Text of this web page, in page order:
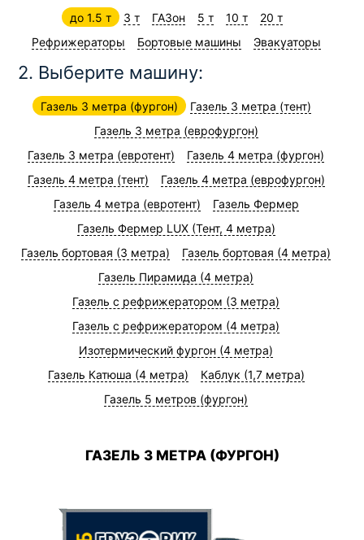
до 1.5 т 3 т ГАЗон 5 т 10 т
20 т
Рефрижераторы
Бортовые машины Эвакуаторы
2. Выберите машину:
Газель 3 метра (фургон)
Газель 3 метра (тент)
Газель 3 метра (еврофургон)
Газель 3 метра (евротент)
Газель 4 метра (фургон)
Газель 4 метра (тент)
Газель 4 метра (еврофургон)
Газель 4 метра (евротент)
Газель Фермер
Газель Фермер LUX (Тент, 4 метра)
Газель бортовая (3 метра)
Газель бортовая (4 метра)
Газель Пирамида (4 метра)
Газель с рефрижератором (3 метра)
Газель с рефрижератором (4 метра)
Изотермический фургон (4 метра)
Газель Катюша (4 метра)
Каблук (1,7 метра)
Газель 5 метров (фургон)
ГАЗЕЛЬ 3 МЕТРА (ФУРГОН)